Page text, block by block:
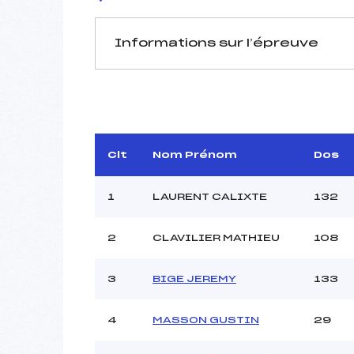
Informations sur l’épreuve
Arbitre :
Assistant :
MANCHE 1
Heure de départ :
Ouvreurs A :
Clt Nom Prénom Dos
1 LAURENT CALIXTE 132
2 CLAVILIER MATHIEU 108
3 BIGE JEREMY 133
4 MASSON GUSTIN 29